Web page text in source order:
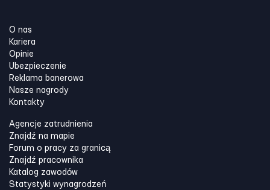
O nas
Kariera
Opinie
Ubezpieczenie
Reklama banerowa
Nasze nagrody
Kontakty
Agencje zatrudnienia
Znajdź na mapie
Forum o pracy za granicą
Znajdź pracownika
Katalog zawodów
Statystyki wynagrodzeń